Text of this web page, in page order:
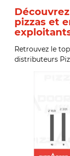
pizzas et
Retrouvez le
distributeurs